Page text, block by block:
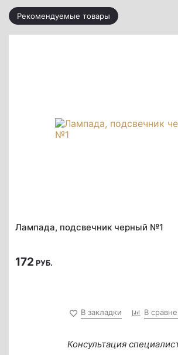
Рекомендуемые товары
Лампада, подсвечник черный №1
172 РУБ.
В закладки В
Консультация